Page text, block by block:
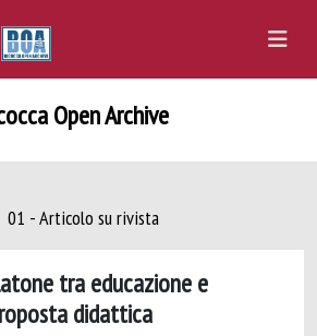
Open Archive
01 - Articolo su rivista
tra educazione e
didattica